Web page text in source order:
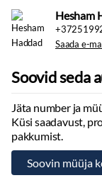
Hesham
Saada e-
Soovid seda
Jäta number ja
Küsi saadavust,
pakkumist.